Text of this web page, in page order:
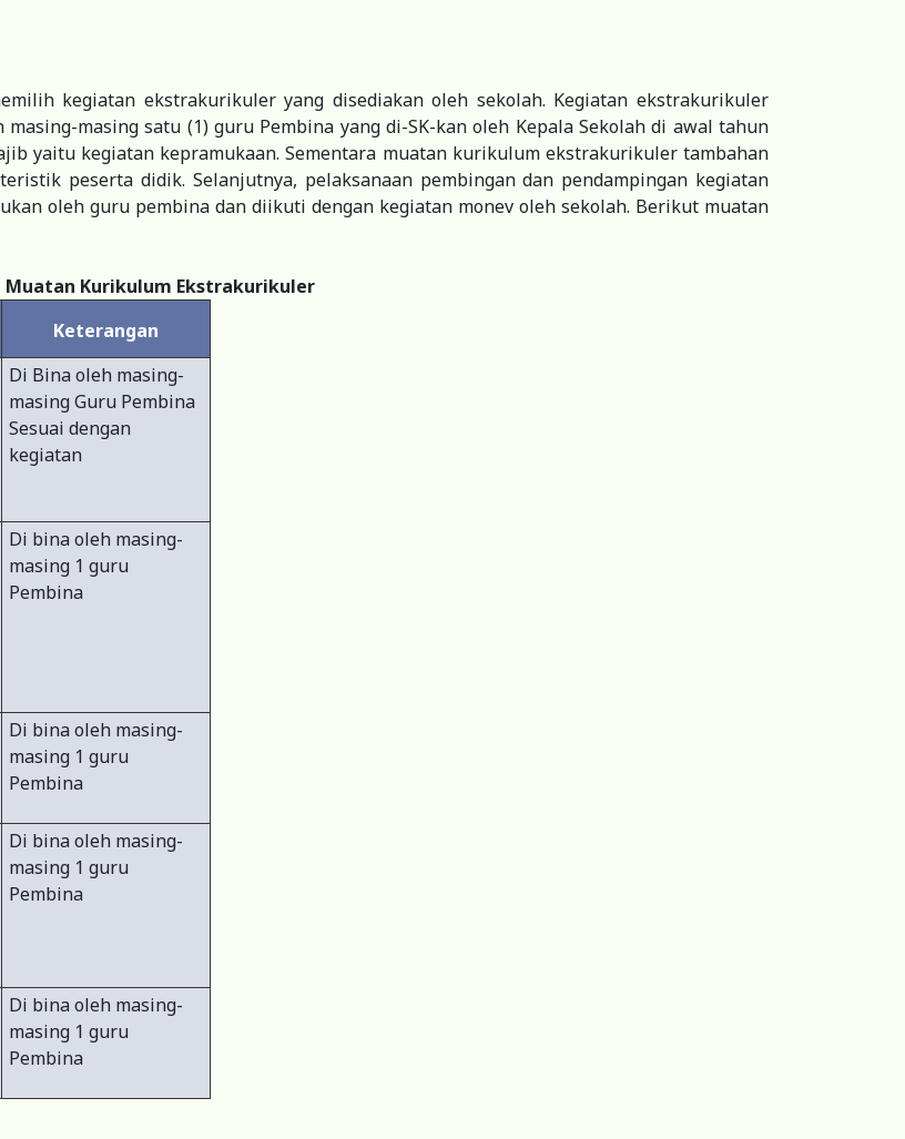
kegiatan ekstrakurikuler yang disediakan oleh sekolah. Kegiatan ekstrakurikuler
masing satu (1) guru Pembina yang di-SK-kan oleh Kepala Sekolah di awal tahun
yaitu kegiatan kepramukaan. Sementara muatan kurikulum ekstrakurikuler tambahan
peserta didik. Selanjutnya, pelaksanaan pembingan dan pendampingan kegiatan
oleh guru pembina dan diikuti dengan kegiatan monev oleh sekolah. Berikut muatan
Muatan Kurikulum Ekstrakurikuler
Keterangan
Di Bina oleh masing-
masing Guru Pembina
Sesuai dengan
kegiatan
Di bina oleh masing-
masing 1 guru
Pembina
Di bina oleh masing-
masing 1 guru
Pembina
Di bina oleh masing-
masing 1 guru
Pembina
Di bina oleh masing-
masing 1 guru
Pembina